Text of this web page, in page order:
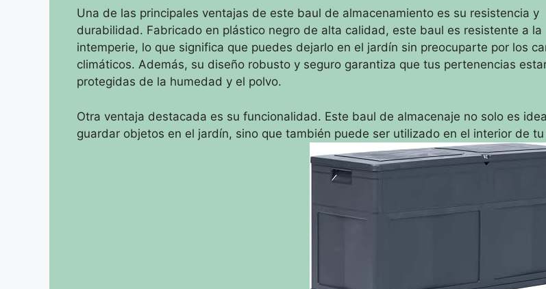
Una de las principales ventajas de este baul de almacenamiento es su resistencia y
durabilidad. Fabricado en plástico negro de alta calidad, este baul es resistente a la
intemperie, lo que significa que puedes dejarlo en el jardín sin preocuparte por los
climáticos. Además, su diseño robusto y seguro garantiza que tus pertenencias
protegidas de la humedad y el polvo.
Otra ventaja destacada es su funcionalidad. Este baul de almacenaje no solo es
guardar objetos en el jardín, sino que también puede ser utilizado en el interior de tu